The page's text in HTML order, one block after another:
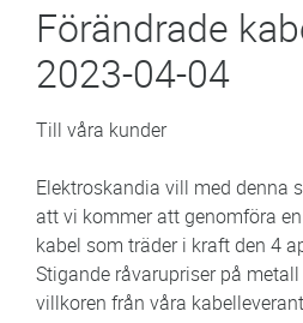
Förändrade
2023-04-04
Till våra kunder
Elektroskandia vill med denna
att vi kommer att genomföra
kabel som träder i kraft den 4
Stigande råvarupriser på
villkoren från våra